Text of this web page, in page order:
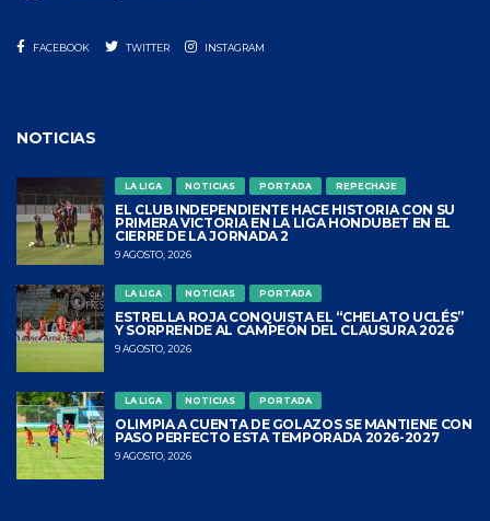
FACEBOOK TWITTER INSTAGRAM
NOTICIAS
LA LIGA NOTICIAS PORTADA REPECHAJE
EL CLUB INDEPENDIENTE HACE HISTORIA CON SU
PRIMERA VICTORIA EN LA LIGA HONDUBET EN EL
CIERRE DE LA JORNADA 2
9 AGOSTO, 2026
LA LIGA NOTICIAS PORTADA
ESTRELLA ROJA CONQUISTA EL “CHELATO UCLÉS”
Y SORPRENDE AL CAMPEÓN DEL CLAUSURA 2026
9 AGOSTO, 2026
LA LIGA NOTICIAS PORTADA
OLIMPIA A CUENTA DE GOLAZOS SE MANTIENE CON
PASO PERFECTO ESTA TEMPORADA 2026-2027
9 AGOSTO, 2026